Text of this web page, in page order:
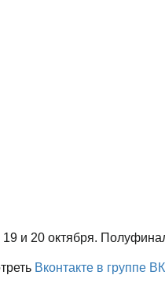
19 и 20 октября.
Вконтакте в группе